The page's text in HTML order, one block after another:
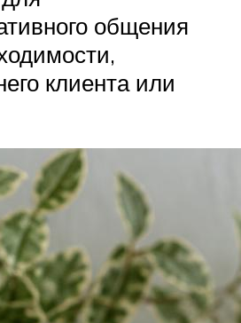
общения
клиента или